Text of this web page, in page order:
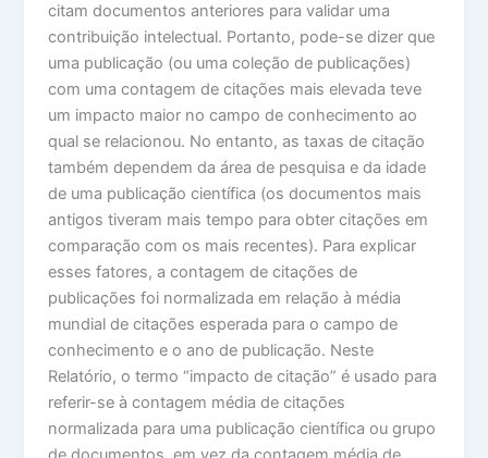
citam documentos anteriores para validar uma
contribuição intelectual. Portanto, pode-se dizer que
uma publicação (ou uma coleção de publicações)
com uma contagem de citações mais elevada teve
um impacto maior no campo de conhecimento ao
qual se relacionou. No entanto, as taxas de citação
também dependem da área de pesquisa e da idade
de uma publicação científica (os documentos mais
antigos tiveram mais tempo para obter citações em
comparação com os mais recentes). Para explicar
esses fatores, a contagem de citações de
publicações foi normalizada em relação à média
mundial de citações esperada para o campo de
conhecimento e o ano de publicação. Neste
Relatório, o termo “impacto de citação” é usado para
referir-se à contagem média de citações
normalizada para uma publicação científica ou grupo